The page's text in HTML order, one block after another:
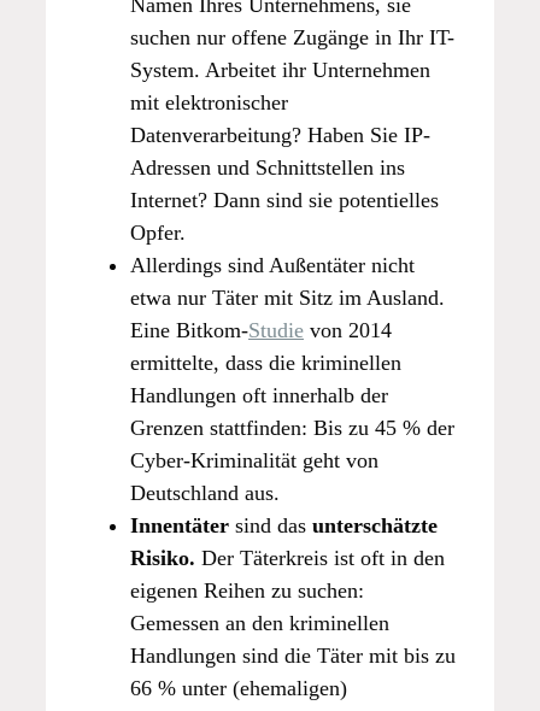
suchen nur offene Zugänge in Ihr IT-
System. Arbeitet ihr Unternehmen
mit elektronischer
Datenverarbeitung? Haben Sie IP-
Adressen und Schnittstellen ins
Internet? Dann sind sie potentielles
Opfer.
Allerdings sind Außentäter nicht
etwa nur Täter mit Sitz im Ausland.
Eine Bitkom-Studie von 2014
ermittelte, dass die kriminellen
Handlungen oft innerhalb der
Grenzen stattfinden: Bis zu 45 % der
Cyber-Kriminalität geht von
Deutschland aus.
Innentäter sind das unterschätzte
Risiko. Der Täterkreis ist oft in den
eigenen Reihen zu suchen:
Gemessen an den kriminellen
Handlungen sind die Täter mit bis zu
66 % unter (ehemaligen)